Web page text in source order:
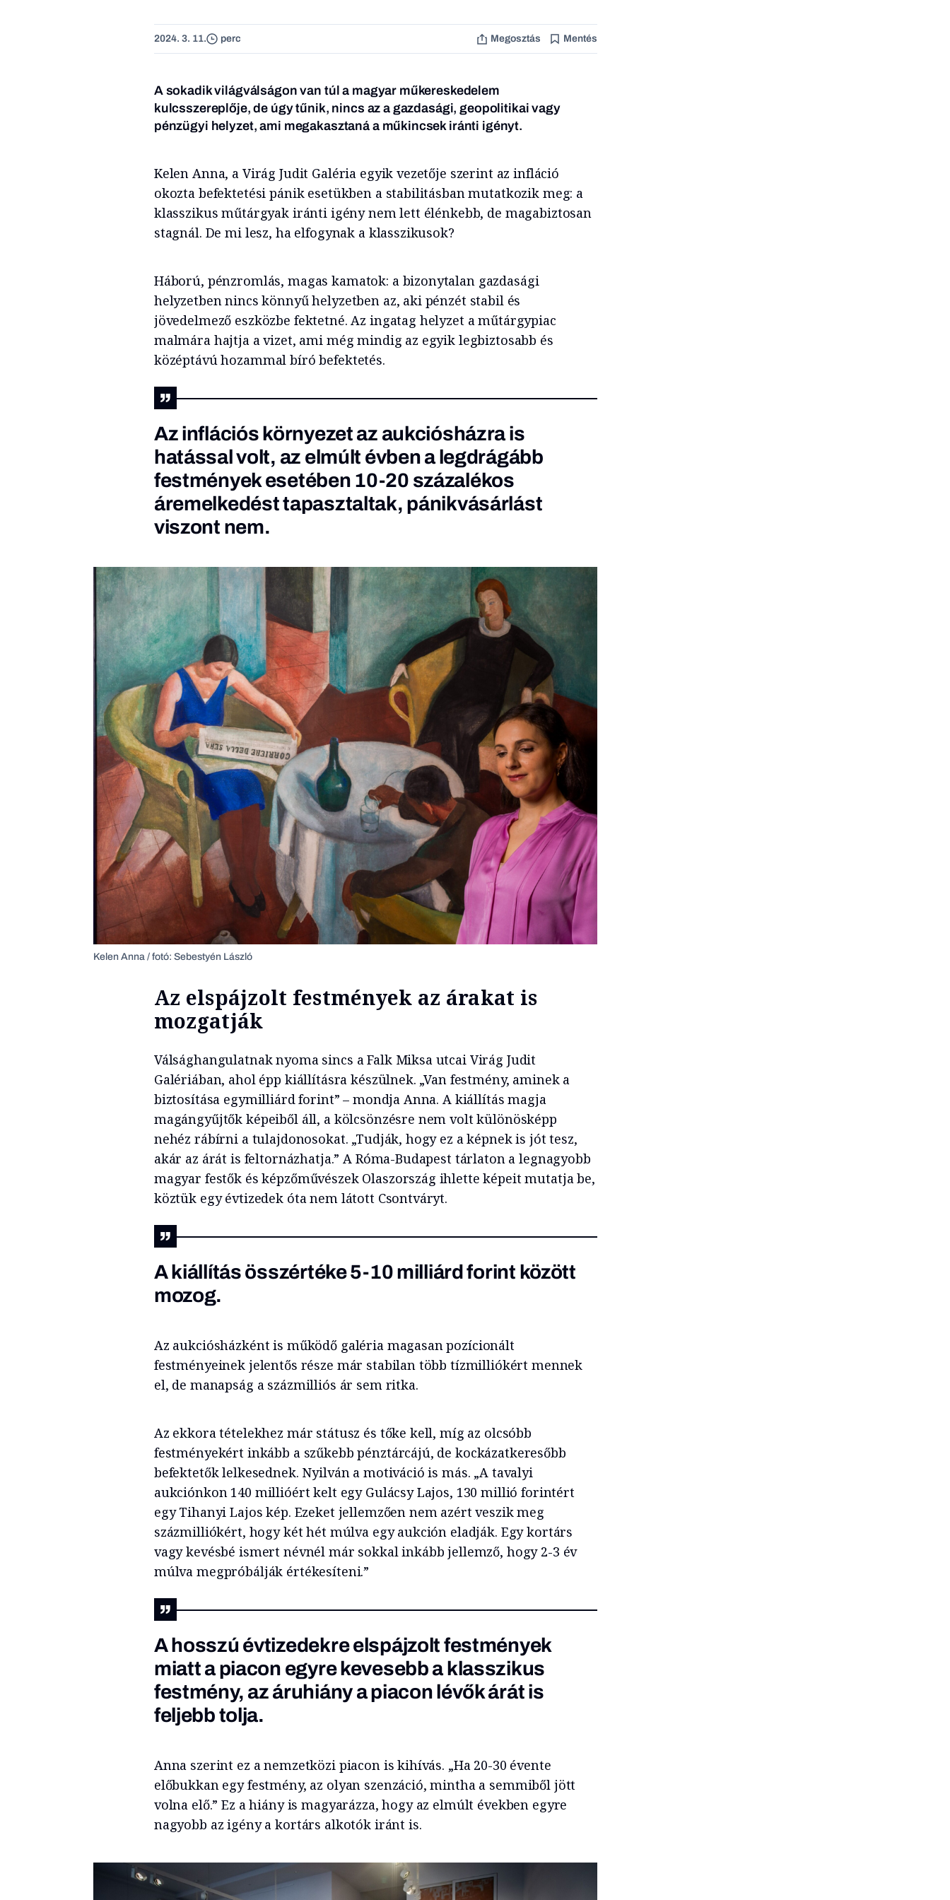
2024. 3. 11. perc Megosztás Mentés
A sokadik világválságon van túl a magyar műkereskedelem
kulcsszereplője, de úgy tűnik, nincs az a gazdasági, geopolitikai vagy
pénzügyi helyzet, ami megakasztaná a műkincsek iránti igényt.
Kelen Anna, a Virág Judit Galéria egyik vezetője szerint az infláció
okozta befektetési pánik esetükben a stabilitásban mutatkozik meg: a
klasszikus műtárgyak iránti igény nem lett élénkebb, de magabiztosan
stagnál. De mi lesz, ha elfogynak a klasszikusok?
Háború, pénzromlás, magas kamatok: a bizonytalan gazdasági
helyzetben nincs könnyű helyzetben az, aki pénzét stabil és
jövedelmező eszközbe fektetné. Az ingatag helyzet a műtárgypiac
malmára hajtja a vizet, ami még mindig az egyik legbiztosabb és
középtávú hozammal bíró befektetés.
Az inflációs környezet az aukciósházra is
hatással volt, az elmúlt évben a legdrágább
festmények esetében 10-20 százalékos
áremelkedést tapasztaltak, pánikvásárlást
viszont nem.
Kelen Anna / fotó: Sebestyén László
Az elspájzolt festmények az árakat is
mozgatják
Válsághangulatnak nyoma sincs a Falk Miksa utcai Virág Judit
Galériában, ahol épp kiállításra készülnek. „Van festmény, aminek a
biztosítása egymilliárd forint” – mondja Anna. A kiállítás magja
magángyűjtők képeiből áll, a kölcsönzésre nem volt különösképp
nehéz rábírni a tulajdonosokat. „Tudják, hogy ez a képnek is jót tesz,
akár az árát is feltornázhatja.” A Róma-Budapest tárlaton a legnagyobb
magyar festők és képzőművészek Olaszország ihlette képeit mutatja be,
köztük egy évtizedek óta nem látott Csontváryt.
A kiállítás összértéke 5-10 milliárd forint között
mozog.
Az aukciósházként is működő galéria magasan pozícionált
festményeinek jelentős része már stabilan több tízmilliókért mennek
el, de manapság a százmilliós ár sem ritka.
Az ekkora tételekhez már státusz és tőke kell, míg az olcsóbb
festményekért inkább a szűkebb pénztárcájú, de kockázatkeresőbb
befektetők lelkesednek. Nyilván a motiváció is más. „A tavalyi
aukciónkon 140 millióért kelt egy Gulácsy Lajos, 130 millió forintért
egy Tihanyi Lajos kép. Ezeket jellemzően nem azért veszik meg
százmilliókért, hogy két hét múlva egy aukción eladják. Egy kortárs
vagy kevésbé ismert névnél már sokkal inkább jellemző, hogy 2-3 év
múlva megpróbálják értékesíteni.”
A hosszú évtizedekre elspájzolt festmények
miatt a piacon egyre kevesebb a klasszikus
festmény, az áruhiány a piacon lévők árát is
feljebb tolja.
Anna szerint ez a nemzetközi piacon is kihívás. „Ha 20-30 évente
előbukkan egy festmény, az olyan szenzáció, mintha a semmiből jött
volna elő.” Ez a hiány is magyarázza, hogy az elmúlt években egyre
nagyobb az igény a kortárs alkotók iránt is.